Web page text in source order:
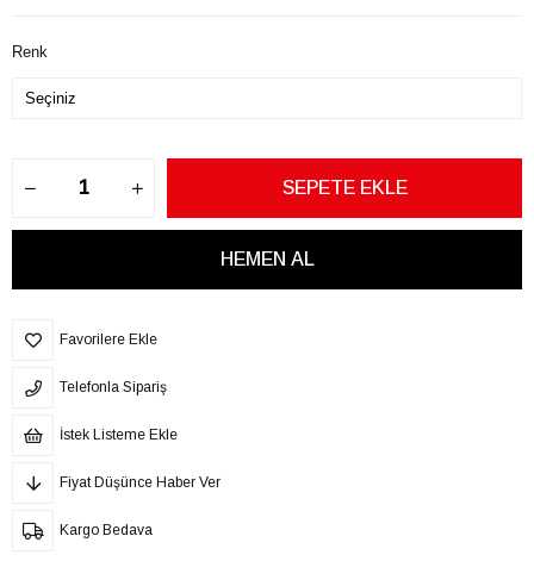
Renk
Favorilere Ekle
Telefonla Sipariş
İstek Listeme Ekle
Fiyat Düşünce Haber Ver
Kargo Bedava